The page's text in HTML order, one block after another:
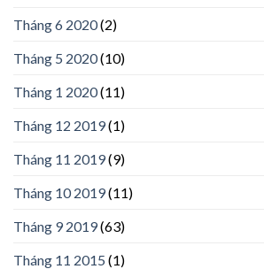
Tháng 6 2020(2)
Tháng 5 2020(10)
Tháng 1 2020(11)
Tháng 12 2019(1)
Tháng 11 2019(9)
Tháng 10 2019(11)
Tháng 9 2019(63)
Tháng 11 2015 (1)